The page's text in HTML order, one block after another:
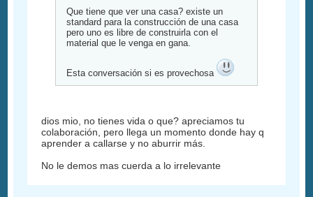
Que tiene que ver una casa? existe un
standard para la construcción de una casa
pero uno es libre de construirla con el
material que le venga en gana.
Esta conversación si es provechosa
dios mio, no tienes vida o que? apreciamos tu
colaboración, pero llega un momento donde hay q
aprender a callarse y no aburrir más.
No le demos mas cuerda a lo irrelevante